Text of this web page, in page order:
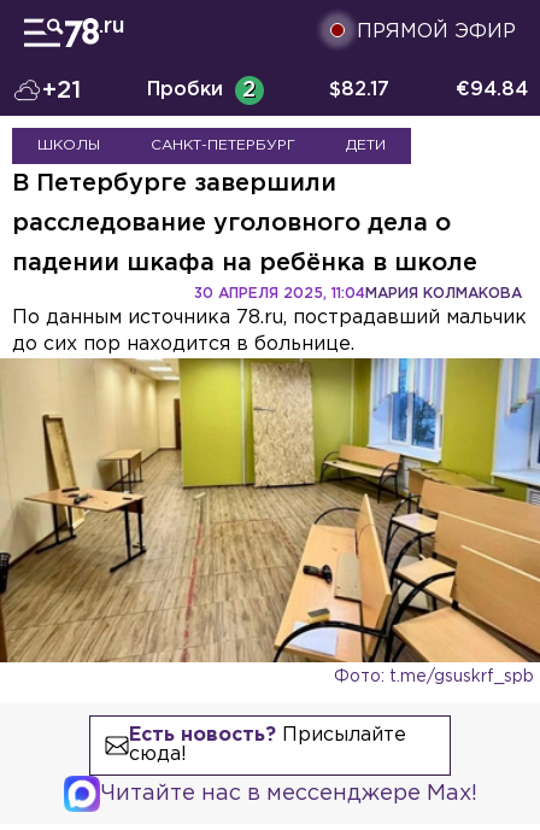
ПРЯМОЙ ЭФИР
+21 Пробки 2 $82.17 €94.84
ШКОЛЫ САНКТ-ПЕТЕРБУРГ ДЕТИ
В Петербурге завершили
расследование уголовного дела о
падении шкафа на ребёнка в школе
МАРИЯ КОЛМАКОВА
30 АПРЕЛЯ 2025, 11:04
По данным источника 78.ru, пострадавший мальчик
до сих пор находится в больнице.
Фото: t.me/gsuskrf_spb
Есть новость?Присылайте
сюда!
Читайте нас в мессенджере Max!